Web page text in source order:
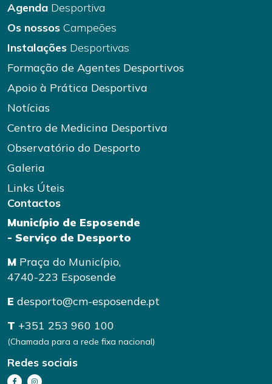
Agenda Desportiva
Os nossos Campeões
Instalações Desportivas
Formação de Agentes Desportivos
Apoio à Prática Desportiva
Notícias
Centro de Medicina Desportiva
Observatório do Desporto
Galeria
Links Úteis
Contactos
Município de Esposende
- Serviço de Desporto
M Praça do Município,
4740-223 Esposende
E desporto@cm-esposende.pt
T +351 253 960 100
(Chamada para a rede fixa nacional)
Redes sociais